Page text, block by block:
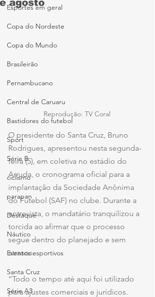
Esportes em geral
Copa do Nordeste
Copa do Mundo
Brasileirão
Pernambucano
Central de Caruaru
Bastidores do futebol
Sport
Série B
ciclismo
parapan
Destaque
Náutico
Eventos esportivos
Santa Cruz
Série A3
e agosto
Reprodução: TV Coral
O presidente do Santa Cruz, Bruno
Rodrigues, apresentou nesta segunda-
feira (5), em coletiva no estádio do
Arruda, o cronograma oficial para a
implantação da Sociedade Anônima
do Futebol (SAF) no clube. Durante a
entrevista, o mandatário tranquilizou a
torcida ao afirmar que o processo
segue dentro do planejado e sem
atrasos.
“Todo o tempo até aqui foi utilizado
para ajustes comerciais e jurídicos.